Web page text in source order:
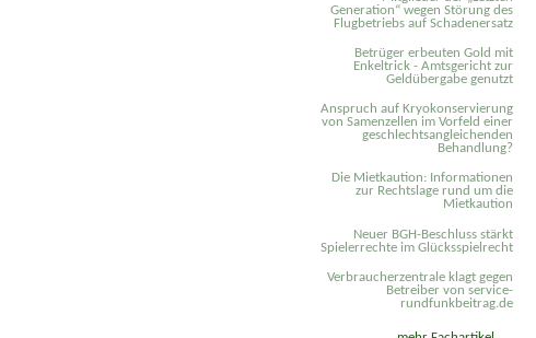
Generation“ wegen Störung des
Flugbetriebs auf Schadenersatz
Betrüger erbeuten Gold mit
Enkeltrick - Amtsgericht zur
Geldübergabe genutzt
Anspruch auf Kryokonservierung
von Samenzellen im Vorfeld einer
geschlechtsangleichenden
Behandlung?
Die Mietkaution: Informationen
zur Rechtslage rund um die
Mietkaution
Neuer BGH-Beschluss stärkt
Spielerrechte im Glücksspielrecht
Verbraucherzentrale klagt gegen
Betreiber von service-
rundfunkbeitrag.de